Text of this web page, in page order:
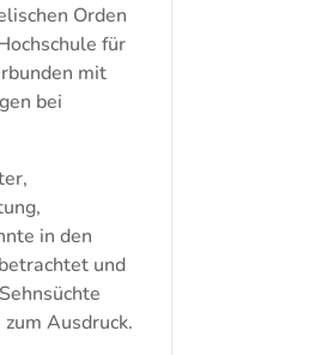
Orden
für
mit
bei
in den
und
Ausdruck.